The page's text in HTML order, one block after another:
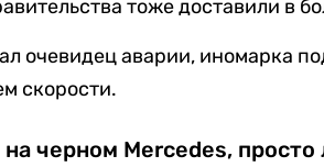
тоже доставили в
очевидец аварии, иномарка
скорости.
черном Mercedes, просто